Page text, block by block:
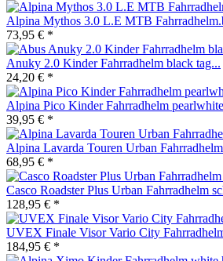
Alpina Mythos 3.0 L.E MTB
73,95 € *
Anuky 2.0 Kinder Fahrradhelm black tag...
24,20 € *
Alpina Pico Kinder Fahrradhelm
39,95 € *
Alpina Lavarda Touren Urban
68,95 € *
Casco Roadster Plus Urban Fahrradhelm
128,95 € *
UVEX Finale Visor Vario City
184,95 € *